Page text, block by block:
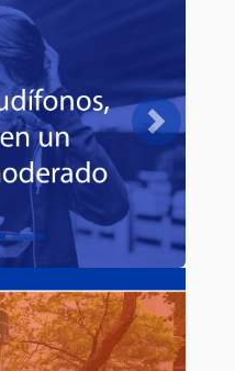
Next